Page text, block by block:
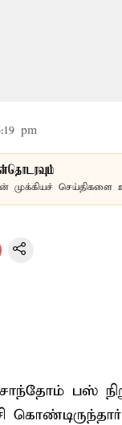
pm
முக்கியச் செய்திகளை
பஸ்